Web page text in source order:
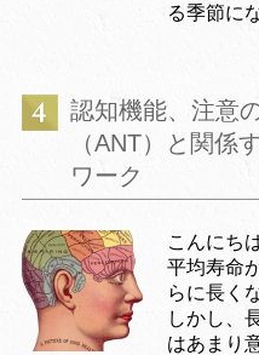
る季節に
認知機能、注意
（ANT）と関係
ワーク
こんにち
平均寿命
らに長く
しかし、
はあまり